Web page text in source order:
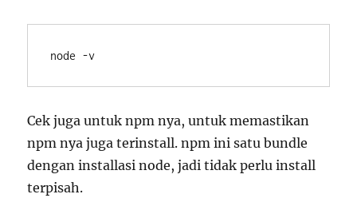
node -v
Cek juga untuk npm nya, untuk memastikan
npm nya juga terinstall. npm ini satu bundle
dengan installasi node, jadi tidak perlu install
terpisah.